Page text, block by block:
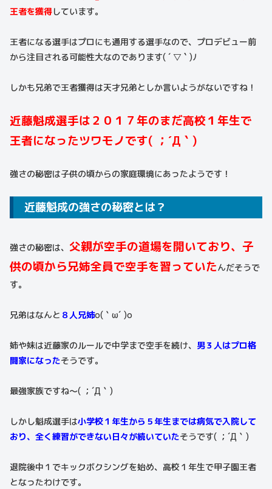
王者を獲得しています。
王者になる選手はプロにも通用する選手なので、プロデビュー前
から注目される可能性大なのであります( ´ ▽ ` )ﾉ
しかも兄弟で王者獲得は天才兄弟としか言いようがないですね！
近藤魁成選手は２０１７年のまだ高校１年生で
王者になったツワモノです( ；´Д｀)
強さの秘密は子供の頃からの家庭環境にあったようです！
近藤魁成の強さの秘密とは？
強さの秘密は、 父親が空手の道場を開いており、子
供の頃から兄姉全員で空手を習っていたんだそうで
す。
兄弟はなんと ８人兄姉o(｀ω´ )o
姉や妹は近藤家のルールで中学まで空手を続け、 男３人はプロ格
闘家になったそうです。
最強家族ですね〜( ；´Д｀)
しかし魁成選手は小学校１年生から５年生までは病気で入院して
おり、全く練習ができない日々が続いていたそうです( ；´Д｀)
退院後中１でキックボクシングを始め、高校１年生で甲子園王者
となったわけです。